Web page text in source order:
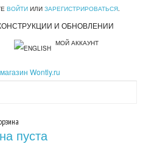
ВОЙТИИЛИ ЗАРЕГИСТРИРОВАТЬСЯ.
И ОБНОВЛЕНИИ
МОЙ АККАУНТ
пуста